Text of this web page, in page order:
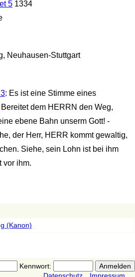
51334
Neuhausen-Stuttgart
: Es ist eine Stimme eines
dem HERRN den Weg,
ebene Bahn unserm Gott! -
der Herr, HERR kommt gewaltig,
Siehe, sein Lohn ist bei ihm
vor ihm.
(Kanon)
Kennwort: